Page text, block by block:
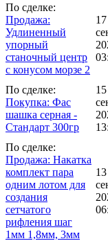
По сделке:
Продажа:
Удлиненный
упорный
станочный центр
с конусом морзе 2
17
По сделке:
Покупка: Фас
шашка серная -
Стандарт 300гр
15
По сделке:
Продажа: Накатка
комплект пара
одним лотом для
создания
сетчатого
рифления шаг
1мм 1,8мм, 3мм
13